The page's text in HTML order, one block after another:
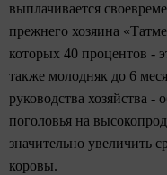
выплачивается
прежнего хозяина
которых 40 процентов -
также молодняк до 6
руководства хозяйства -
поголовья на
значительно увеличить
коровы.